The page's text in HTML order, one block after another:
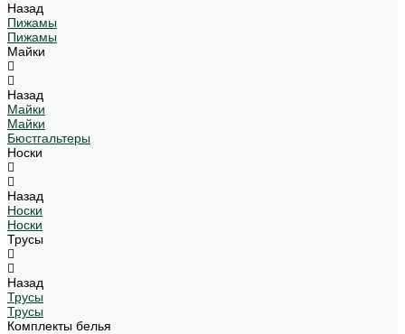
Назад
Пижамы
Пижамы
Майки
Назад
Майки
Майки
Бюстгальтеры
Носки
Назад
Носки
Носки
Трусы
Назад
Трусы
Трусы
Комплекты белья